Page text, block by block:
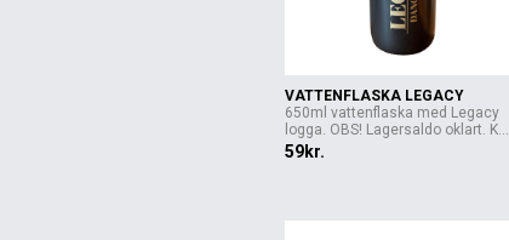
VATTENFLASKA LEGACY
650ml vattenflaska med Legacy
logga. OBS! Lagersaldo oklart. K...
59kr.